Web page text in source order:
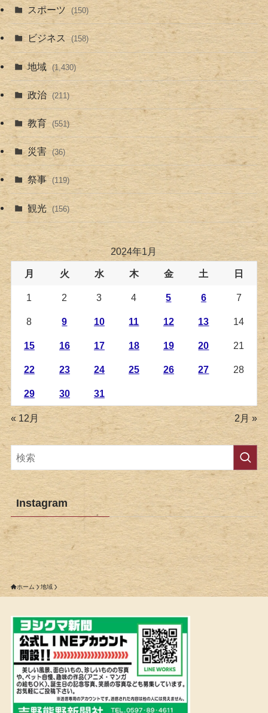
スポーツ (150)
ビジネス (158)
地域 (1,430)
政治 (211)
教育 (551)
災害 (36)
祭事 (119)
観光 (156)
2024年1月
月 火 水 木 金 土 日
1 2 3 4 5 6 7
8 9 10 11 12 13 14
15 16 17 18 19 20 21
22 23 24 25 26 27 28
29 30 31
« 12月 2月 »
Instagram
ホーム 地域